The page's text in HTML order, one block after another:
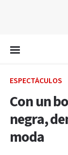
ESPECTÁCULOS
Con un
negra,
moda